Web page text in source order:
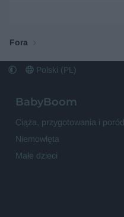
Fora
Polski (PL)
BabyBoom
Ciąża, przygotowania i poród
Niemowlęta
Małe dzieci